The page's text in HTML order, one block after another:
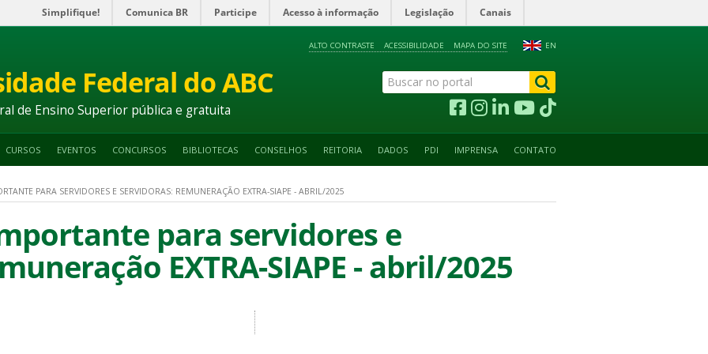
Simplifique! Comunica BR Participe Acesso à informação Legislação Canais
EN
ALTO CONTRASTE ACESSIBILIDADE MAPA DO SITE
Federal do ABC
de Ensino Superior pública e gratuita
CURSOS EVENTOS CONCURSOS BIBLIOTECAS CONSELHOS REITORIA DADOS PDI IMPRENSA CONTATO
PARA SERVIDORES E SERVIDORAS: REMUNERAÇÃO EXTRA-SIAPE - ABRIL/2025
para servidores e
EXTRA-SIAPE - abril/2025